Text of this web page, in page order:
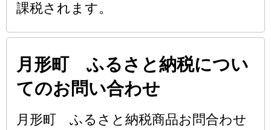
課税されます。
月形町 ふるさと納税につい
てのお問い合わせ
月形町 ふるさと納税商品お問合わせ